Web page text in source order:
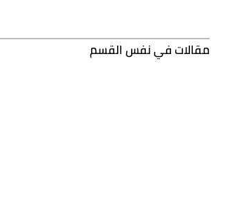
مقالات في نفس القسم